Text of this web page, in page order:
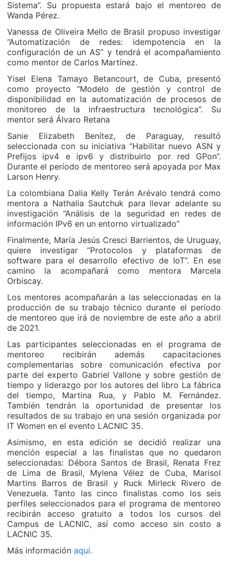
Sistema”. Su propuesta estará bajo el mentoreo de
Wanda Pérez.
Vanessa de Oliveira Mello de Brasil propuso investigar
“Automatización de redes: idempotencia en la
configuración de un AS” y tendrá el acompañamiento
como mentor de Carlos Martínez.
Yisel Elena Tamayo Betancourt, de Cuba, presentó
como proyecto “Modelo de gestión y control de
disponibilidad en la automatización de procesos de
monitoreo de la infraestructura tecnológica”. Su
mentor será Álvaro Retana
Sanie Elizabeth Benítez, de Paraguay, resultó
seleccionada con su iniciativa “Habilitar nuevo ASN y
Prefijos ipv4 e ipv6 y distribuirlo por red GPon”.
Durante el período de mentoreo será apoyada por Max
Larson Henry.
La colombiana Dalia Kelly Terán Arévalo tendrá como
mentora a Nathalia Sautchuk para llevar adelante su
investigación “Análisis de la seguridad en redes de
información IPv6 en un entorno virtualizado”
Finalmente, María Jesús Cresci Barrientos, de Uruguay,
quiere investigar “Protocolos y plataformas de
software para el desarrollo efectivo de IoT”. En ese
camino la acompañará como mentora Marcela
Orbiscay.
Los mentores acompañarán a las seleccionadas en la
producción de su trabajo técnico durante el período
de mentoreo que irá de noviembre de este año a abril
de 2021.
Las participantes seleccionadas en el programa de
mentoreo recibirán además capacitaciones
complementarias sobre comunicación efectiva por
parte del experto Gabriel Vallone y sobre gestión de
tiempo y liderazgo por los autores del libro La fábrica
del tiempo, Martina Rua, y Pablo M. Fernández.
También tendrán la oportunidad de presentar los
resultados de su trabajo en una sesión organizada por
IT Women en el evento LACNIC 35.
Asimismo, en esta edición se decidió realizar una
mención especial a las finalistas que no quedaron
seleccionadas: Débora Santos de Brasil, Renata Frez
de Lima de Brasil, Mylena Vélez de Cuba, Marisol
Martins Barros de Brasil y Ruck Mirleck Rivero de
Venezuela. Tanto las cinco finalistas como los seis
perfiles seleccionados para el programa de mentoreo
recibirán acceso gratuito a todos los cursos del
Campus de LACNIC, así como acceso sin costo a
LACNIC 35.
Más información aquí.